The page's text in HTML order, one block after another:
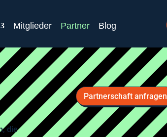
Mitglieder Partner Blog
die
Partnerschaft anfragen